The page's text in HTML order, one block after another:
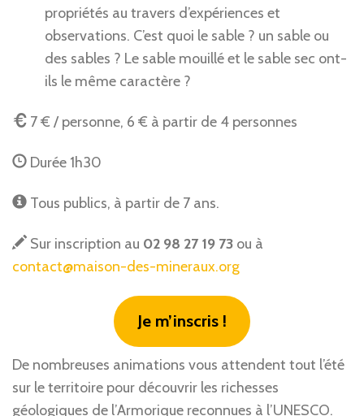
propriétés au travers d’expériences et
observations. C’est quoi le sable ? un sable ou
des sables ? Le sable mouillé et le sable sec ont-
ils le même caractère ?
7 € / personne, 6 € à partir de 4 personnes
Durée 1h30
Tous publics, à partir de 7 ans.
Sur inscription au 02 98 27 19 73 ou à
contact@maison-des-mineraux.org
Je m’inscris !
De nombreuses animations vous attendent tout l’été
sur le territoire pour découvrir les richesses
géologiques de l’Armorique reconnues à l’UNESCO.